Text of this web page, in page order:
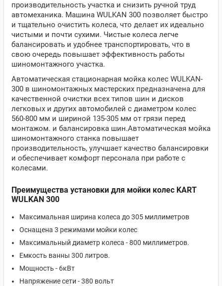
производительность участка и снизить ручной труд
автомеханика. Машина WULKAN 300 позволяет быстро
и тщательно очистить колеса, что делает их идеально
чистыми и почти сухими. Чистые колеса легче
балансировать и удобнее транспортировать, что в
свою очередь повышает эффективность работы
шиномонтажного участка.
Автоматическая стационарная мойка колес WULKAN-
300 в шиномонтажных мастерских предназначена для
качественной очистки всех типов шин и дисков
легковых и других автомобилей с диаметром колес
560-800 мм и шириной 135-305 мм от грязи перед
монтажом. и балансировка шин.Автоматическая мойка
шиномонтажного станка повышает
производительность, улучшает качество балансировки
и обеспечивает комфорт персонала при работе с
колесами.
Преимущества установки для мойки колес KART
WULKAN 300
Максимальная ширина колеса до 305 миллиметров
Оснащена 3 режимами мойки колес
Максимальный диаметр колеса - 800 миллиметров.
Емкость ванны 300 литров.
Мощность - 6кВт
Напряжение сети - 380 вольт